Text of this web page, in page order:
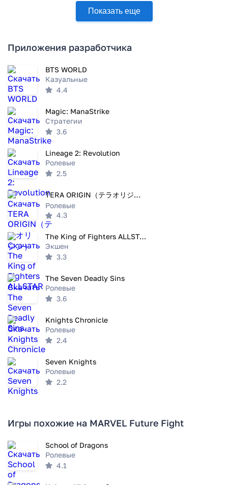
Показать еще
Приложения разработчика
BTS WORLD
Казуальные
4.4
Magic: ManaStrike
Стратегии
3.6
Lineage 2: Revolution
Ролевые
2.5
TERA ORIGIN（テラオリジン）
Ролевые
4.3
The King of Fighters ALLSTAR
Экшен
3.3
The Seven Deadly Sins
Ролевые
3.6
Knights Chronicle
Ролевые
2.4
Seven Knights
Ролевые
2.2
Игры похожие на MARVEL Future Fight
School of Dragons
Ролевые
4.1